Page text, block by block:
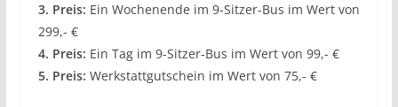
3. Preis: Ein Wochenende im 9-Sitzer-Bus im Wert von
299,- €
4. Preis: Ein Tag im 9-Sitzer-Bus im Wert von 99,- €
5. Preis: Werkstattgutschein im Wert von 75,- €